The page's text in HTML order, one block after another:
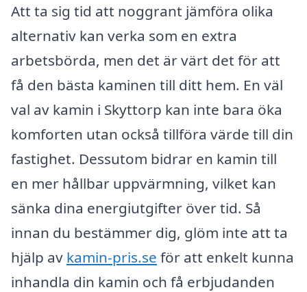
Att ta sig tid att noggrant jämföra olika
alternativ kan verka som en extra
arbetsbörda, men det är värt det för att
få den bästa kaminen till ditt hem. En väl
val av kamin i Skyttorp kan inte bara öka
komforten utan också tillföra värde till din
fastighet. Dessutom bidrar en kamin till
en mer hållbar uppvärmning, vilket kan
sänka dina energiutgifter över tid. Så
innan du bestämmer dig, glöm inte att ta
hjälp av kamin-pris.se för att enkelt kunna
inhandla din kamin och få erbjudanden